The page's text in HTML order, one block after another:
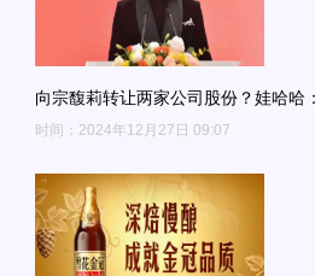
向宗馥莉转让两家公司股份？娃哈哈
时间：2024年12月27日 09:07